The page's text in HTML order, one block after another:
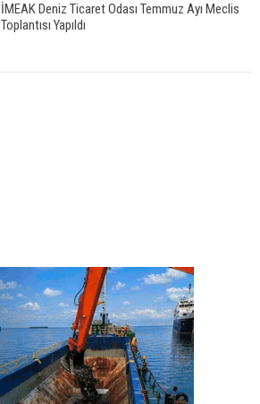
İMEAK Deniz Ticaret Odası Temmuz Ayı Meclis
Toplantısı Yapıldı